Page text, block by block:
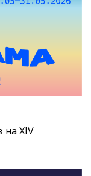
на XIV